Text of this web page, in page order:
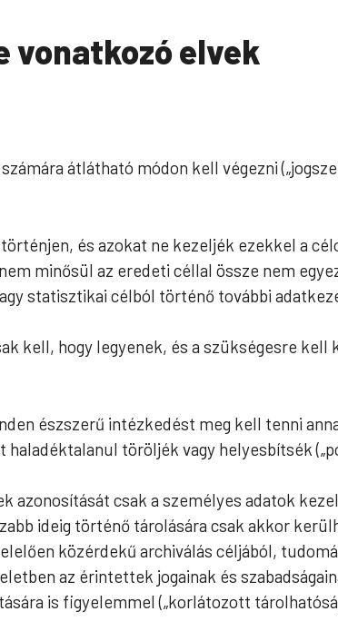
vonatkozó elvek
átlátható módon kell végezni
és azokat ne kezeljék ezekkel a
minősül az eredeti céllal össze nem
statisztikai célból történő további
kell, hogy legyenek, és a szükségesre kell
észszerű intézkedést meg kell tenni
töröljék vagy helyesbítsék
csak a személyes adatok
ideig történő tárolására csak akkor
közérdekű archiválás céljából,
az érintettek jogainak és
is figyelemmel („korlátozott